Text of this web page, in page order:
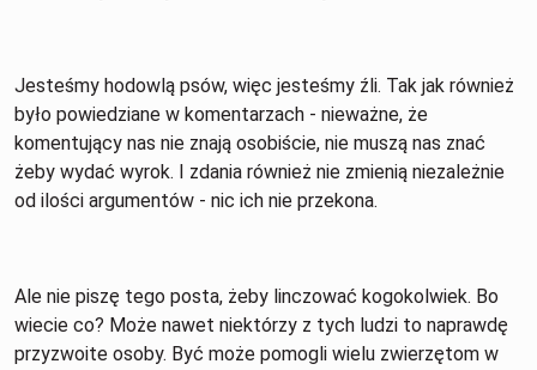
Jesteśmy hodowlą psów, więc jesteśmy źli. Tak jak również
było powiedziane w komentarzach - nieważne, że
komentujący nas nie znają osobiście, nie muszą nas znać
żeby wydać wyrok. I zdania również nie zmienią niezależnie
od ilości argumentów - nic ich nie przekona.
Ale nie piszę tego posta, żeby linczować kogokolwiek. Bo
wiecie co? Może nawet niektórzy z tych ludzi to naprawdę
przyzwoite osoby. Być może pomogli wielu zwierzętom w